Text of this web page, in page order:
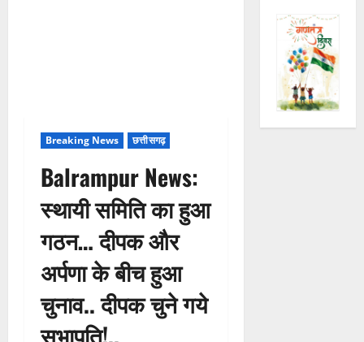
Breaking News छत्तीसगढ़
Balrampur News:
स्थायी समिति का हुआ
गठन… दीपक और
अर्पणा के बीच हुआ
चुनाव.. दीपक चुने गये
सभापति!..